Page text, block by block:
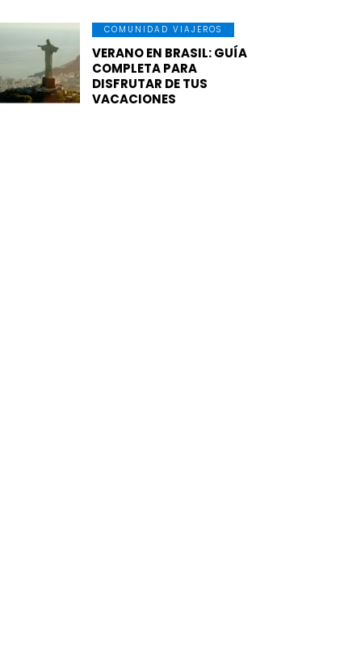
COMUNIDAD VIAJEROS
VERANO EN BRASIL: GUÍA
COMPLETA PARA
DISFRUTAR DE TUS
VACACIONES